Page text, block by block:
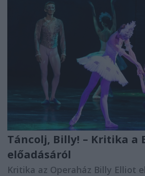
Táncolj, Billy! – Kritika a
előadásáról
Kritika az Operaház Billy Elliot